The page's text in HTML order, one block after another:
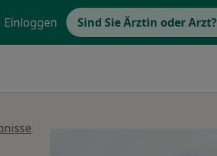
Einloggen Sind Sie Ärztin oder Arzt?